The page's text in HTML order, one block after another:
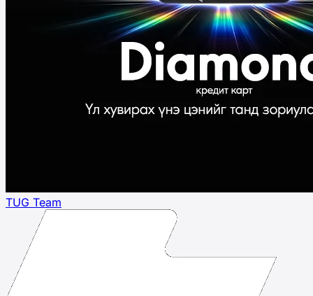
TUG Team